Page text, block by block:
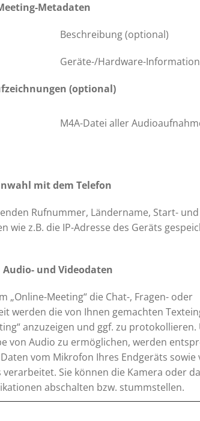
Metadaten
Beschreibung (optional)
Geräte-/Hardware-Information
(optional)
M4A-Datei aller
mit dem Telefon
Rufnummer, Ländername, Start-
wie z.B. die IP-Adresse des Geräts
Audio- und Videodaten
„Online-Meeting“ die Chat-, Fragen- oder
werden die von Ihnen gemachten
anzuzeigen und ggf. zu protokollieren.
von Audio zu ermöglichen, werden
vom Mikrofon Ihres Endgeräts sowie
Sie können die Kamera oder
abschalten bzw. stummstellen.